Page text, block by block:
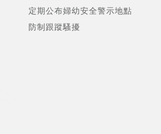
定期公布婦幼安全警示地點
防制跟蹤騷擾